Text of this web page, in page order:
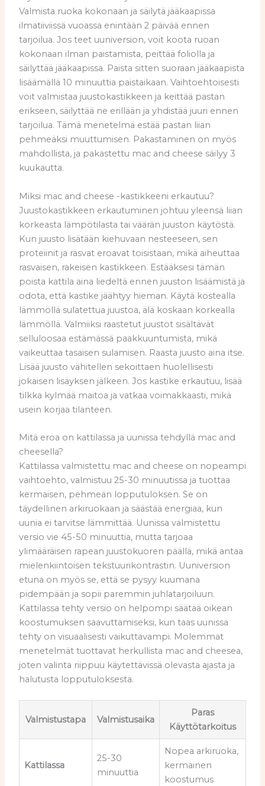
Valmista ruoka kokonaan ja säilytä jääkaapissa
ilmatiiviissä vuoassa enintään 2 päivää ennen
tarjoilua. Jos teet uuniversion, voit koota ruoan
kokonaan ilman paistamista, peittää foliolla ja
säilyttää jääkaapissa. Paista sitten suoraan jääkaapista
lisäämällä 10 minuuttia paistaikaan. Vaihtoehtoisesti
voit valmistaa juustokastikkeen ja keittää pastan
erikseen, säilyttää ne erillään ja yhdistää juuri ennen
tarjoilua. Tämä menetelmä estää pastan liian
pehmeäksi muuttumisen. Pakastaminen on myös
mahdollista, ja pakastettu mac and cheese säilyy 3
kuukautta.
Miksi mac and cheese -kastikkeeni erkautuu?
Juustokastikkeen erkautuminen johtuu yleensä liian
korkeasta lämpötilasta tai väärän juuston käytöstä.
Kun juusto lisätään kiehuvaan nesteeseen, sen
proteiinit ja rasvat eroavat toisistaan, mikä aiheuttaa
rasvaisen, rakeisen kastikkeen. Estääksesi tämän
poista kattila aina liedeltä ennen juuston lisäämistä ja
odota, että kastike jäähtyy hieman. Käytä kostealla
lämmöllä sulatettua juustoa, älä koskaan korkealla
lämmöllä. Valmiiksi raastetut juustot sisältävät
selluloosaa estämässä paakkuuntumista, mikä
vaikeuttaa tasaisen sulamisen. Raasta juusto aina itse.
Lisää juusto vähitellen sekoittaen huolellisesti
jokaisen lisäyksen jälkeen. Jos kastike erkautuu, lisää
tilkka kylmää maitoa ja vatkaa voimakkaasti, mikä
usein korjaa tilanteen.
Mitä eroa on kattilassa ja uunissa tehdyllä mac and
cheesella?
Kattilassa valmistettu mac and cheese on nopeampi
vaihtoehto, valmistuu 25-30 minuutissa ja tuottaa
kermaisen, pehmeän lopputuloksen. Se on
täydellinen arkiruokaan ja säästää energiaa, kun
uunia ei tarvitse lämmittää. Uunissa valmistettu
versio vie 45-50 minuuttia, mutta tarjoaa
ylimääräisen rapean juustokuoren päällä, mikä antaa
mielenkiintoisen tekstuurikontrastin. Uuniversion
etuna on myös se, että se pysyy kuumana
pidempään ja sopii paremmin juhlatarjoiluun.
Kattilassa tehty versio on helpompi säätää oikean
koostumuksen saavuttamiseksi, kun taas uunissa
tehty on visuaalisesti vaikuttavampi. Molemmat
menetelmät tuottavat herkullista mac and cheesea,
joten valinta riippuu käytettävissä olevasta ajasta ja
halutusta lopputuloksesta.
Valmistustapa Valmistusaika
Paras
Käyttötarkoitus
Kattilassa
25-30
minuuttia
Nopea arkiruoka,
kermainen
koostumus